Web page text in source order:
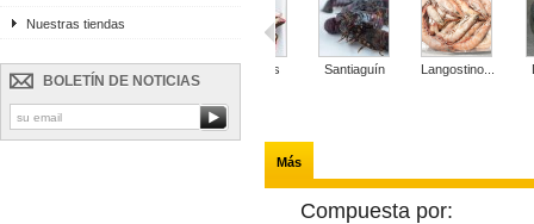
Nuestras tiendas
BOLETÍN DE NOTICIAS
Nécoras Percebes Santiaguín Langostino...
Más
Compuesta por: